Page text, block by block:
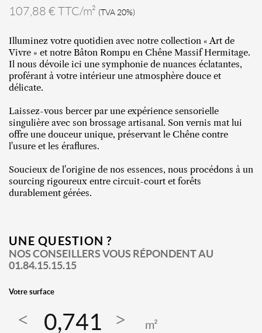
107,88 € TTC/m² (TVA 20%)
Illuminez votre quotidien avec notre collection « Art de
Vivre » et notre Bâton Rompu en Chêne Massif Hermitage.
Il nous dévoile ici une symphonie de nuances éclatantes,
proférant à votre intérieur une atmosphère douce et
délicate.
Laissez-vous bercer par une expérience sensorielle
singulière avec son brossage artisanal. Son vernis mat lui
offre une douceur unique, préservant le Chêne contre
l'usure et les éraflures.
Soucieux de l'origine de nos essences, nous procédons à un
sourcing rigoureux entre circuit-court et forêts
durablement gérées.
UNE QUESTION ?
NOS CONSEILLERS VOUS RÉPONDENT AU
01.84.15.15.15
Votre surface
m²